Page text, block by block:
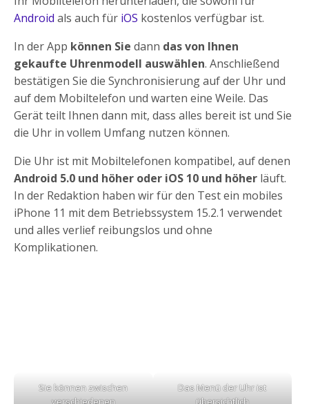
Android als auch für iOS kostenlos verfügbar ist.
In der App können Sie dann das von Ihnen
gekaufte Uhrenmodell auswählen. Anschließend
bestätigen Sie die Synchronisierung auf der Uhr und
auf dem Mobiltelefon und warten eine Weile. Das
Gerät teilt Ihnen dann mit, dass alles bereit ist und Sie
die Uhr in vollem Umfang nutzen können.
Die Uhr ist mit Mobiltelefonen kompatibel, auf denen
Android 5.0 und höher oder iOS 10 und höher läuft.
In der Redaktion haben wir für den Test ein mobiles
iPhone 11 mit dem Betriebssystem 15.2.1 verwendet
und alles verlief reibungslos und ohne
Komplikationen.
Sie können zwischen
verschiedenen
Das Menü der Uhr ist
übersichtlich